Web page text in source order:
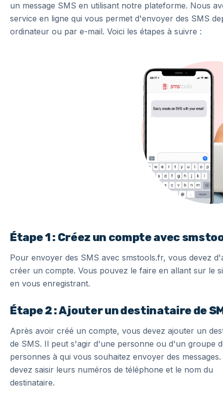
un message SMS en utilisant notre plateforme. Nous
service en ligne qui vous permet d'envoyer des SMS
ordinateur ou par e-mail. Voici les étapes à suivre :
Étape 1 : Créez un compte avec
Pour envoyer des SMS avec smstools.fr, vous devez
créer un compte. Vous pouvez le faire en allant sur le
en vous enregistrant.
Étape 2 : Ajouter un destinataire de
Après avoir créé un compte, vous devez ajouter un
de SMS. Il peut s'agir d'une personne ou d'un groupe
personnes à qui vous souhaitez envoyer des messages.
devez saisir leurs numéros de téléphone et le nom du
destinataire.